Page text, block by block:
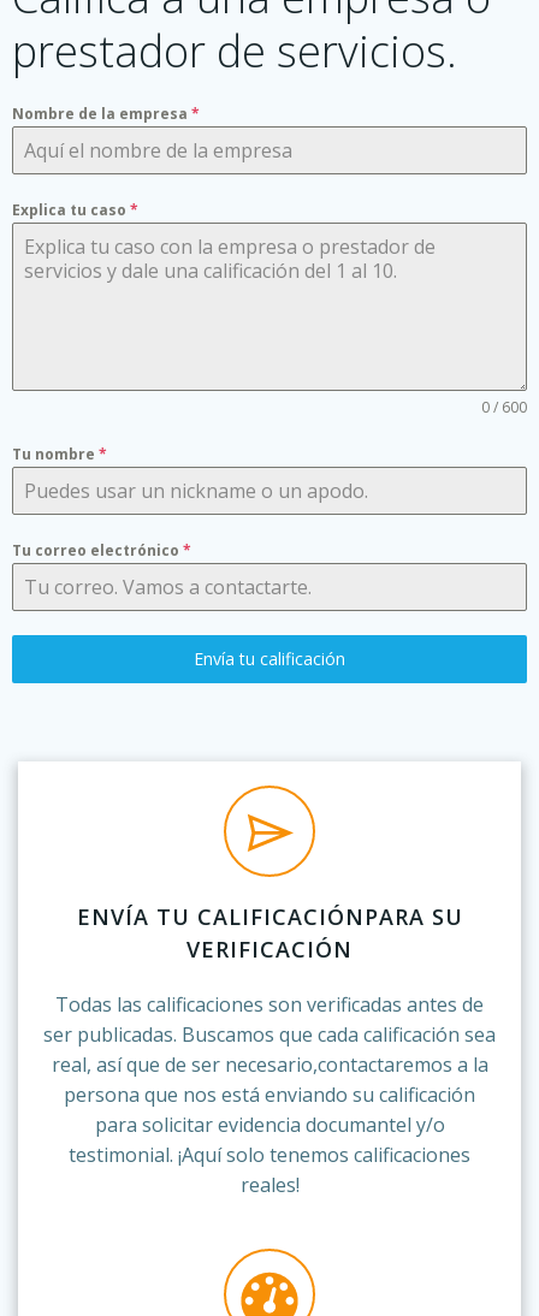
prestador de servicios.
Nombre de la empresa *
Explica tu caso *
0 / 600
Tu nombre *
Tu correo electrónico *
Envía tu calificación
ENVÍA TU CALIFICACIÓNPARA SU
VERIFICACIÓN
Todas las calificaciones son verificadas antes de
ser publicadas. Buscamos que cada calificación sea
real, así que de ser necesario,contactaremos a la
persona que nos está enviando su calificación
para solicitar evidencia documantel y/o
testimonial. ¡Aquí solo tenemos calificaciones
reales!